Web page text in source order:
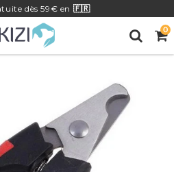
dès 59€ en 🇫🇷
0